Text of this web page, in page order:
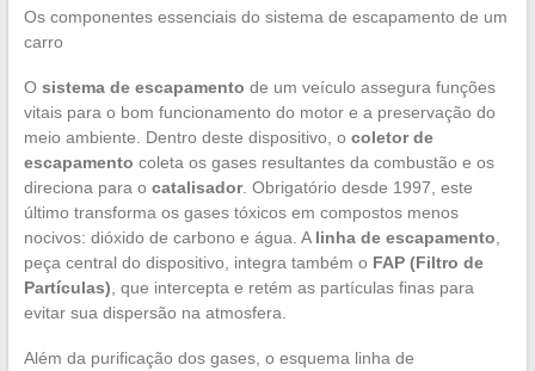
Os componentes essenciais do sistema de escapamento de um
carro
O sistema de escapamento de um veículo assegura funções
vitais para o bom funcionamento do motor e a preservação do
meio ambiente. Dentro deste dispositivo, o coletor de
escapamento coleta os gases resultantes da combustão e os
direciona para o catalisador. Obrigatório desde 1997, este
último transforma os gases tóxicos em compostos menos
nocivos: dióxido de carbono e água. A linha de escapamento
peça central do dispositivo, integra também o FAP (Filtro de
Partículas) , que intercepta e retém as partículas finas para
evitar sua dispersão na atmosfera.
Além da purificação dos gases, o esquema linha de